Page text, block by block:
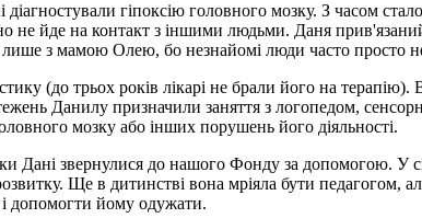
гіпоксію головного мозку. З часом
не йде на контакт з іншими людьми. Даня
з мамою Олею, бо незнайомі люди часто просто
(до трьох років лікарі не брали його на
Данилу призначили заняття з логопедом,
мозку або інших порушень його діяльності.
Дані звернулися до нашого Фонду за допомогою.
Ще в дитинстві вона мріяла бути педагогом,
допомогти йому одужати.